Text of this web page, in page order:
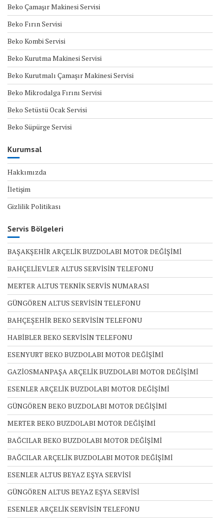
Beko Çamaşır Makinesi Servisi
Beko Fırın Servisi
Beko Kombi Servisi
Beko Kurutma Makinesi Servisi
Beko Kurutmalı Çamaşır Makinesi Servisi
Beko Mikrodalga Fırını Servisi
Beko Setüstü Ocak Servisi
Beko Süpürge Servisi
Kurumsal
Hakkımızda
İletişim
Gizlilik Politikası
Servis Bölgeleri
BAŞAKŞEHİR ARÇELİK BUZDOLABI MOTOR DEĞİŞİMİ
BAHÇELİEVLER ALTUS SERVİSİN TELEFONU
MERTER ALTUS TEKNİK SERVİS NUMARASI
GÜNGÖREN ALTUS SERVİSİN TELEFONU
BAHÇEŞEHİR BEKO SERVİSİN TELEFONU
HABİBLER BEKO SERVİSİN TELEFONU
ESENYURT BEKO BUZDOLABI MOTOR DEĞİŞİMİ
GAZİOSMANPAŞA ARÇELİK BUZDOLABI MOTOR DEĞİŞİMİ
ESENLER ARÇELİK BUZDOLABI MOTOR DEĞİŞİMİ
GÜNGÖREN BEKO BUZDOLABI MOTOR DEĞİŞİMİ
MERTER BEKO BUZDOLABI MOTOR DEĞİŞİMİ
BAĞCILAR BEKO BUZDOLABI MOTOR DEĞİŞİMİ
BAĞCILAR ARÇELİK BUZDOLABI MOTOR DEĞİŞİMİ
ESENLER ALTUS BEYAZ EŞYA SERVİSİ
GÜNGÖREN ALTUS BEYAZ EŞYA SERVİSİ
ESENLER ARÇELİK SERVİSİN TELEFONU